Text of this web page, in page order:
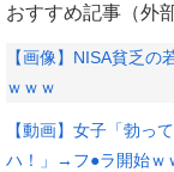
おすすめ記事（外部
【画像】NISA貧乏
ｗｗｗ
【動画】女子「勃っ
ハ！」→フ●ラ開始ｗ